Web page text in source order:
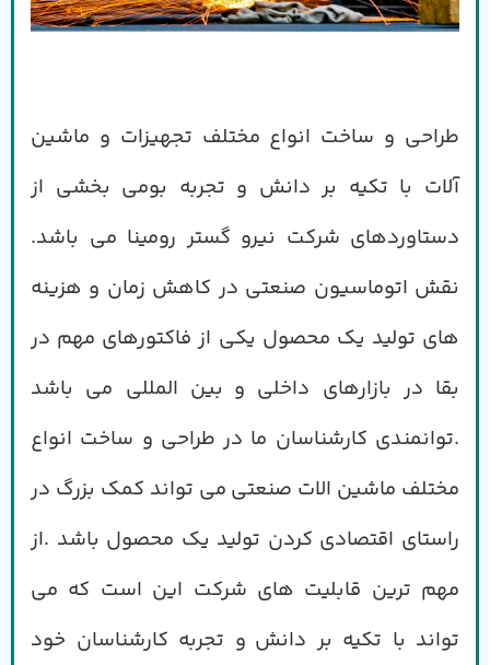
طراحی و ساخت انواع مختلف تجهیزات و ماشین
آلات با تکیه بر دانش و تجربه بومی بخشی از
دستاوردهای شرکت نیرو گستر رومینا می باشد.
نقش اتوماسیون صنعتی در کاهش زمان و هزینه
های تولید یک محصول یکی از فاکتورهای مهم در
بقا در بازارهای داخلی و بین المللی می باشد
.توانمندی کارشناسان ما در طراحی و ساخت انواع
مختلف ماشین الات صنعتی می تواند کمک بزرگ در
راستای اقتصادی کردن تولید یک محصول باشد .از
مهم ترین قابلیت های شرکت این است که می
تواند با تکیه بر دانش و تجربه کارشناسان خود